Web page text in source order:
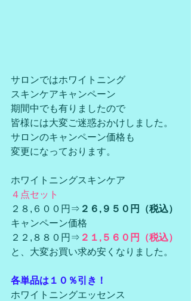
サロンではホワイトニング
スキンケアキャンペーン
期間中でも有りましたので
皆様には大変ご迷惑おかけしました。
サロンのキャンペーン価格も
変更になっております。
ホワイトニングスキンケア
４点セット
２８,６００円⇒ ２６,９５０円（税込）
キャンペーン価格
２２,８８０円⇒ ２１,５６０円（税込）
と、大変お買い求め安くなりました。
各単品は１０％引き！
ホワイトニングエッセンス